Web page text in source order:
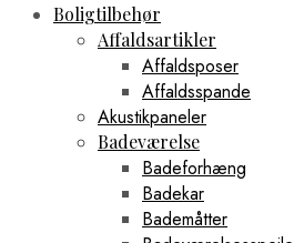
Boligtilbehør
Affaldsartikler
Affaldsposer
Affaldsspande
Akustikpaneler
Badeværelse
Badeforhæng
Badekar
Bademåtter